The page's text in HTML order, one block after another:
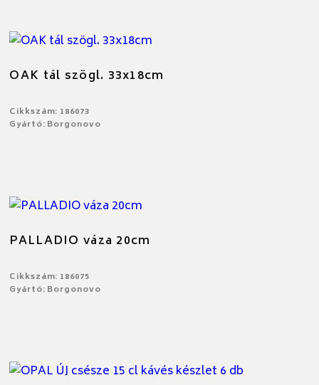
OAK tál szögl. 33x18cm
Cikkszám: 186073
Gyártó: Borgonovo
PALLADIO váza 20cm
Cikkszám: 186075
Gyártó: Borgonovo